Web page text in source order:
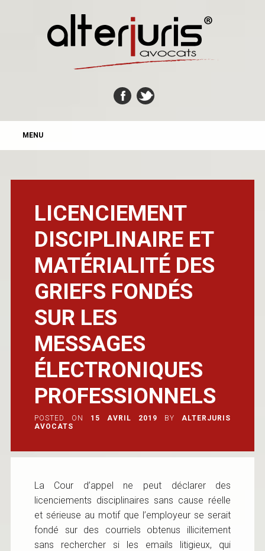
MAIN MENU
MENU
LICENCIEMENT
DISCIPLINAIRE ET
MATÉRIALITÉ DES
GRIEFS FONDÉS
SUR LES
MESSAGES
ÉLECTRONIQUES
PROFESSIONNELS
POSTED ON 15 AVRIL 2019 BY
ALTERJURIS
AVOCATS
La Cour d’appel ne peut déclarer des
licenciements disciplinaires sans cause réelle
et sérieuse au motif que l’employeur se serait
fondé sur des courriels obtenus illicitement
sans rechercher si les emails litigieux, qui